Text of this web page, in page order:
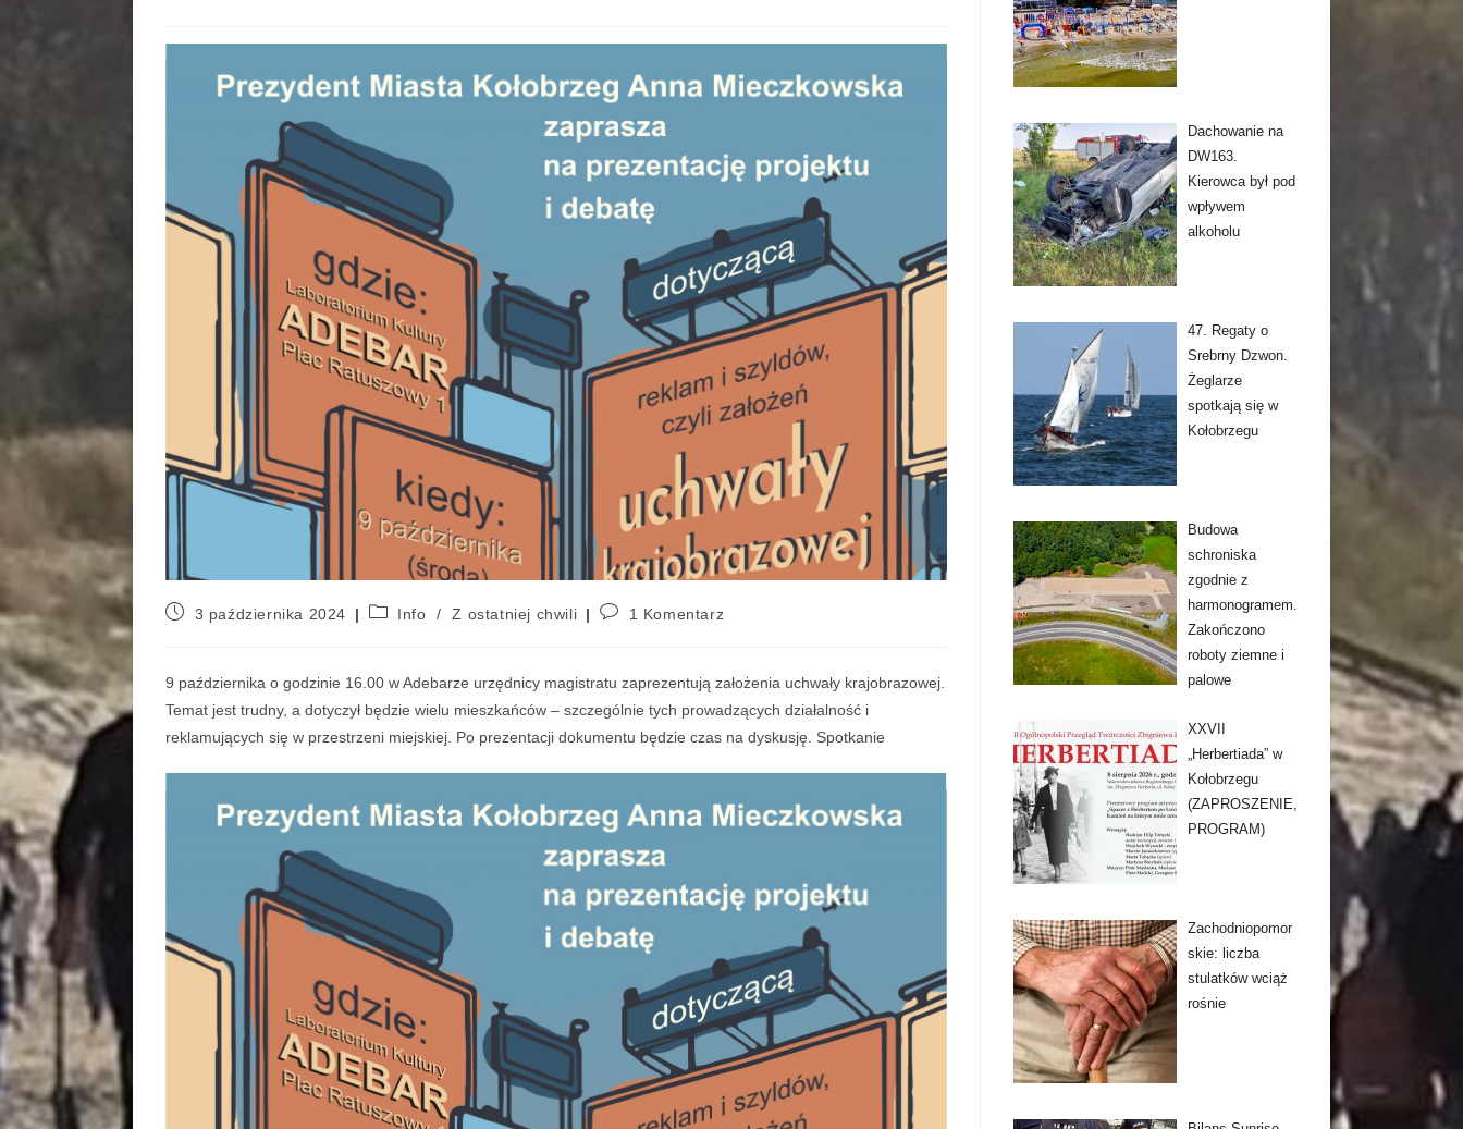
3 października 2024 Info / Z ostatniej chwili 1 Komentarz
9 października o godzinie 16.00 w Adebarze urzędnicy magistratu zaprezentują założenia uchwały krajobrazowej.
Temat jest trudny, a dotyczył będzie wielu mieszkańców – szczególnie tych prowadzących działalność i
reklamujących się w przestrzeni miejskiej. Po prezentacji dokumentu będzie czas na dyskusję. Spotkanie
Dachowanie na
DW163.
Kierowca był pod
wpływem
alkoholu
47. Regaty o
Srebrny Dzwon.
Żeglarze
spotkają się w
Kołobrzegu
Budowa
schroniska
zgodnie z
harmonogramem.
Zakończono
roboty ziemne i
palowe
XXVII
„Herbertiada” w
Kołobrzegu
(ZAPROSZENIE,
PROGRAM)
Zachodniopomor
skie: liczba
stulatków wciąż
rośnie